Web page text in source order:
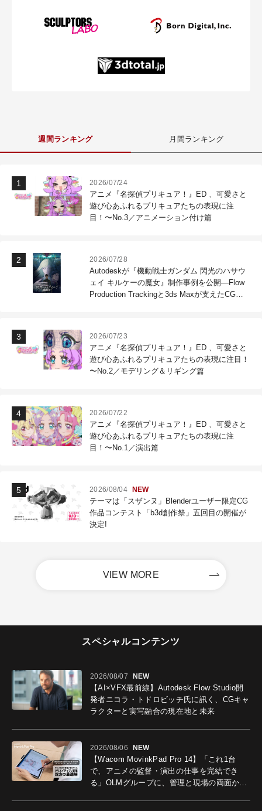
週間ランキング 月間ランキング
2026/07/24
アニメ『名探偵プリキュア！』ED 、可愛さと
遊び心あふれるプリキュアたちの表現に注
目！〜No.3／アニメーション付け篇
2026/07/28
Autodeskが『機動戦士ガンダム 閃光のハサウ
ェイ キルケーの魔女』制作事例を公開―Flow
Production Trackingと3ds Maxが支えたCG制
2026/07/23
アニメ『名探偵プリキュア！』ED 、可愛さと
遊び心あふれるプリキュアたちの表現に注目！
〜No.2／モデリング＆リギング篇
2026/07/22
アニメ『名探偵プリキュア！』ED 、可愛さと
遊び心あふれるプリキュアたちの表現に注
目！〜No.1／演出篇
2026/08/04 NEW
テーマは「スザンヌ」Blenderユーザー限定CG
作品コンテスト「b3d創作祭」五回目の開催が
決定!
VIEW MORE
スペシャルコンテンツ
2026/08/07 NEW
【AI×VFX最前線】Autodesk Flow Studio開
発者ニコラ・トドロビッチ氏に訊く、CGキャ
ラクターと実写融合の現在地と未来
2026/08/06 NEW
【Wacom MovinkPad Pro 14】「これ1台
で、アニメの監督・演出の仕事を完結でき
る」OLMグループに、管理と現場の両面から